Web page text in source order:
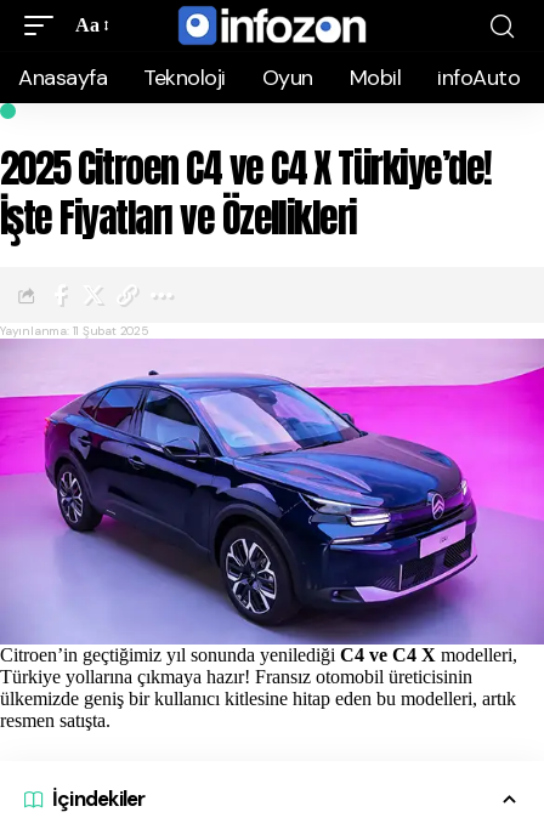
Aa
Anasayfa Teknoloji Oyun Mobil infoAuto
2025 Citroen C4 ve C4 X Türkiye’de!
İşte Fiyatları ve Özellikleri
Yayınlanma: 11 Şubat 2025
Citroen’in geçtiğimiz yıl sonunda yenilediği C4 ve C4 X modelleri,
Türkiye yollarına çıkmaya hazır! Fransız otomobil üreticisinin
ülkemizde geniş bir kullanıcı kitlesine hitap eden bu modelleri, artık
resmen satışta.
İçindekiler